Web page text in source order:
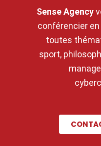
Sense Agency
conférencier
toutes
sport,